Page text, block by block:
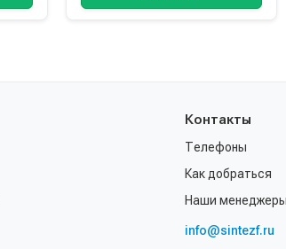
Контакты
Телефоны
Как добраться
Наши менеджеры
info@sintezf.ru